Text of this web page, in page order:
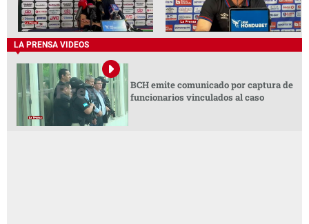
LA PRENSA VIDEOS
BCH emite comunicado por captura de
funcionarios vinculados al caso